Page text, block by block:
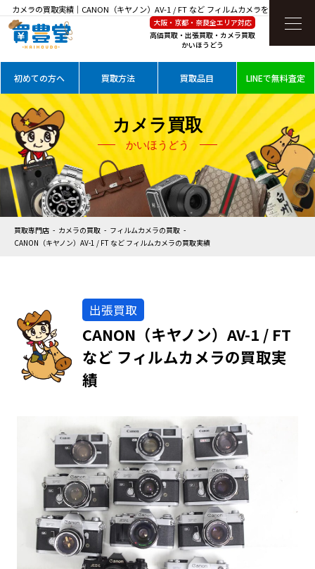
カメラの買取実績｜CANON（キヤノン）AV-1 / FT など フィルムカメラを高価買取
大阪・京都・奈良全エリア対応
高価買取・出張買取・カメラ買取
かいほうどう
初めての方へ 買取方法 買取品目 LINEで無料査定
カメラ買取
かいほうどう
買取専門店 カメラの買取
フィルムカメラの買取
CANON（キヤノン）AV-1 / FT など フィルムカメラの買取実績
出張買取
CANON（キヤノン）AV-1 / FT
など フィルムカメラの買取実
績